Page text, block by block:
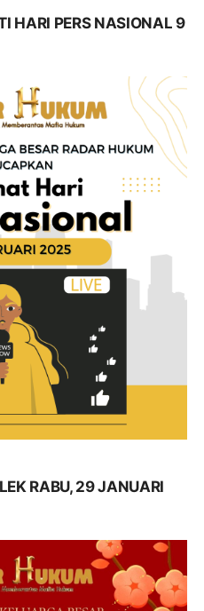
HARI PERS NASIONAL 9
RABU, 29 JANUARI